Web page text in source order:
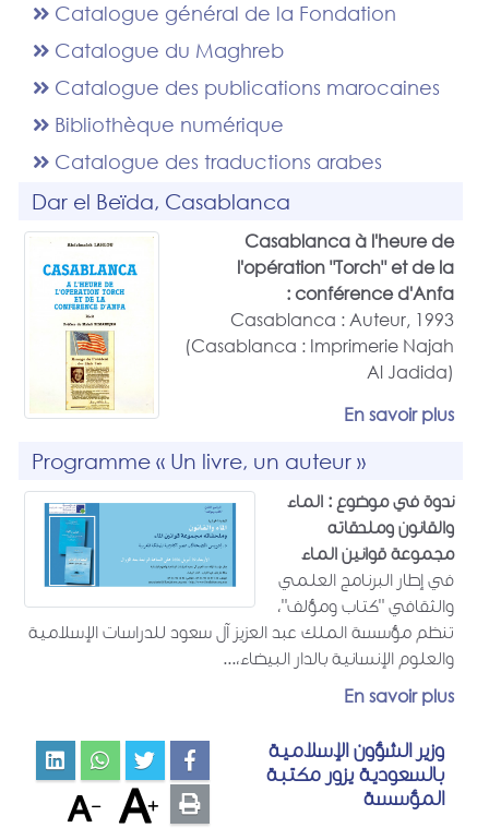
Catalogue général de la Fondation
Catalogue du Maghreb
Catalogue des publications marocaines
Bibliothèque numérique
Catalogue des traductions arabes
Dar el Beïda, Casablanca
Casablanca à l'heure de
l'opération "Torch" et de la
conférence d'Anfa :
Casablanca : Auteur, 1993
(Casablanca : Imprimerie Najah
Al Jadida)
En savoir plus
Programme « Un livre, un auteur »
ندوة في موضوع : الماء
والقانون وملحقاته
مجموعة قوانين الماء
في إطار البرنامج العلمي
والثقافي "كتاب ومؤلف"،
تنظم مؤسسة الملك عبد العزيز آل سعود للدراسات الإسلامية
والعلوم الإنسانية بالدار البيضاء،...
En savoir plus
وزير الشؤون الإسلامية
بالسعودية يزور مكتبة
المؤسسة